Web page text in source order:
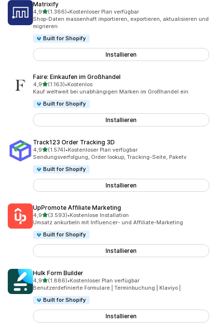
Matrixify
4,9von 5 Sternen
(1.366)
1366 Rezensionen insgesamt
•Kostenloser Plan verfügbar
Shop-Daten massenhaft importieren, exportieren, aktualisieren und
migrieren
Built for Shopify
Installieren
Faire: Einkaufen im Großhandel
4,9von 5 Sternen
(1.163)
1163 Rezensionen insgesamt
•Kostenlos
Kauf weltweit bei unabhängigen Marken im Großhandel ein
Built for Shopify
Installieren
Track123 Order Tracking 3D
4,9von 5 Sternen
(1.574)
1574 Rezensionen insgesamt
•Kostenloser Plan verfügbar
Sendungsverfolgung, Order lookup, Tracking-Seite, Paketv
Built for Shopify
Installieren
UpPromote Affiliate Marketing
4,9von 5 Sternen
(3.593)
3593 Rezensionen insgesamt
•Kostenlose Installation
Umsatz ankurbeln mit Influencer- und Affiliate-Marketing
Built for Shopify
Installieren
Hulk Form Builder
4,9von 5 Sternen
(1.886)
1886 Rezensionen insgesamt
•Kostenloser Plan verfügbar
Benutzerdefinierte Formulare | Terminbuchung | Klaviyo |
Built for Shopify
Installieren